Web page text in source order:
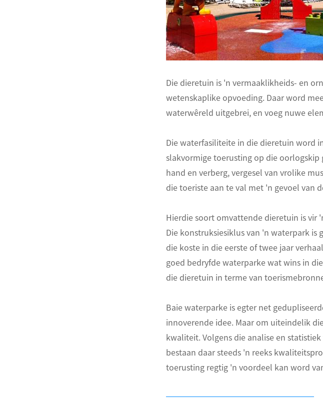
Die dieretuin is 'n vermaaklikheids- en
wetenskaplike opvoeding. Daar word
waterwêreld uitgebrei, en voeg nuwe
Die waterfasiliteite in die dieretuin word
slakvormige toerusting op die oorlogskip
hand en verberg, vergesel van vrolike
die toeriste aan te val met 'n gevoel van
Hierdie soort omvattende dieretuin is vir
Die konstruksiesiklus van 'n waterpark is
die koste in die eerste of twee jaar
goed bedryfde waterparke wat wins in
die dieretuin in terme van
Baie waterparke is egter net
innoverende idee. Maar om uiteindelik
kwaliteit. Volgens die analise en
bestaan ​​daar steeds 'n reeks
toerusting regtig 'n voordeel kan word